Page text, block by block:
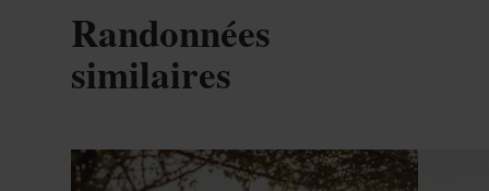
Randonnées
similaires